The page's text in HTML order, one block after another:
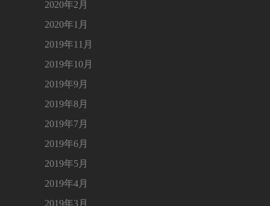
2020年2月
2020年1月
2019年11月
2019年10月
2019年9月
2019年8月
2019年7月
2019年6月
2019年5月
2019年4月
2019年3月